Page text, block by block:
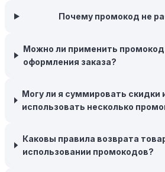
Межсезонные покупки:
складские запасы. Планируйте
товары на следующий сезон,
Возможность бесплатной
магазины предоставляют
заказе на сумму, превышающую
Почему промокод не
Можно ли применить промокод
оформления заказа?
Могу ли я суммировать скидки
использовать несколько
Каковы правила возврата
использовании промокодов?